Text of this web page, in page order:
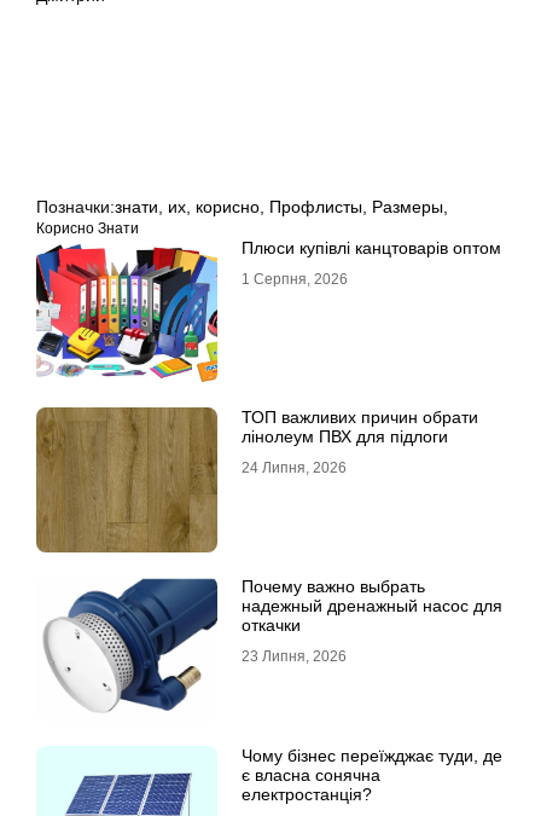
Позначки:знати их корисно Профлисты Размеры,
Корисно Знати
Плюси купівлі канцтоварів оптом
1 Серпня, 2026
ТОП важливих причин обрати
лінолеум ПВХ для підлоги
24 Липня, 2026
Почему важно выбрать
надежный дренажный насос для
откачки
23 Липня, 2026
Чому бізнес переїжджає туди, де
є власна сонячна
електростанція?